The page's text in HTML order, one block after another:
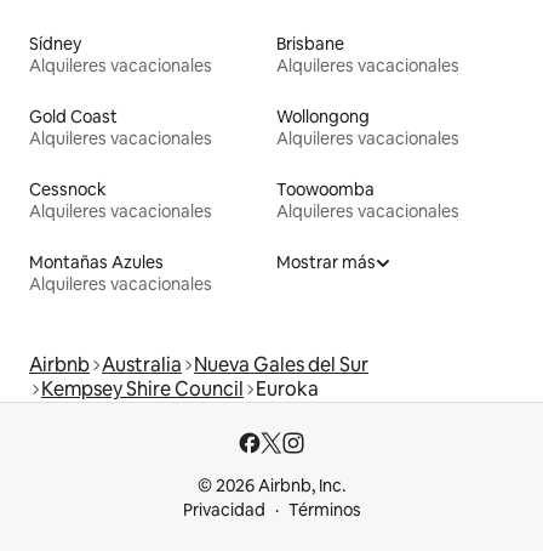
Sídney
Alquileres vacacionales
Brisbane
Alquileres vacacionales
Gold Coast
Alquileres vacacionales
Wollongong
Alquileres vacacionales
Cessnock
Alquileres vacacionales
Toowoomba
Alquileres vacacionales
Montañas Azules
Alquileres vacacionales
Mostrar más
Airbnb Australia Nueva Gales del Sur
Kempsey Shire Council Euroka
© 2026 Airbnb, Inc.
Privacidad
Términos